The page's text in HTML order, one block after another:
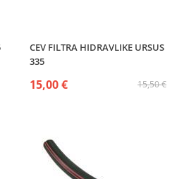
CEV FILTRA HIDRAVLIKE URSUS
335
15,50 €
15,00 €